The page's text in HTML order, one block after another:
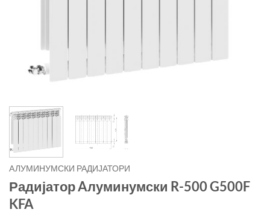
AЛУМИНУМСКИ РАДИЈАТОРИ
Радијатор Aлуминумски R-500 G500F
KFA